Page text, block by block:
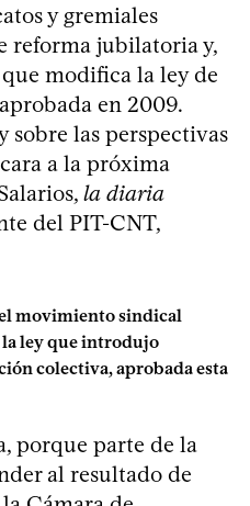
y gremiales
reforma jubilatoria y,
modifica la ley de
en 2009.
sobre las perspectivas
a la próxima
la diaria
del PIT-CNT,
movimiento sindical
la ley que introdujo
colectiva, aprobada esta
porque parte de la
al resultado de